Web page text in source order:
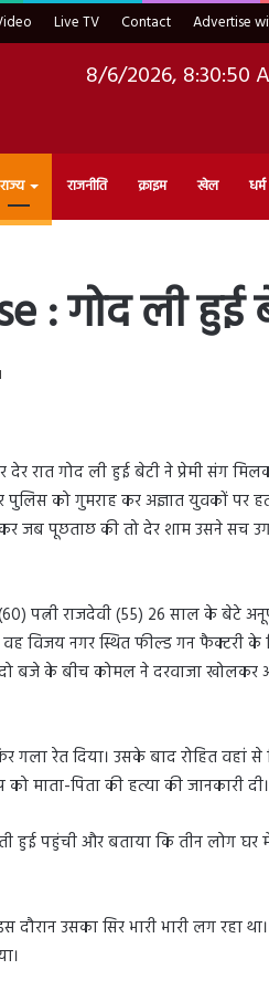
Live TV Contact Advertise
8/6/2026, 8:30:51
राज्य राजनीति क्राइम खेल धर्म
: गोद ली हुई
देर रात गोद ली हुई बेटी ने प्रेमी संग
को गुमराह कर अज्ञात युवकों पर
जब पूछताछ की तो देर शाम उसने सच
पत्नी राजदेवी (55) 26 साल के बेटे
विजय नगर स्थित फील्ड गन फैक्टरी के
बजे के बीच कोमल ने दरवाजा खोलकर
गला रेत दिया। उसके बाद रोहित वहां
माता-पिता की हत्या की जानकारी
पहुंची और बताया कि तीन लोग घर
उसका सिर भारी भारी लग रहा